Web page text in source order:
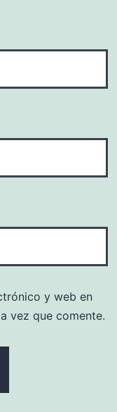
y web en
vez que comente.